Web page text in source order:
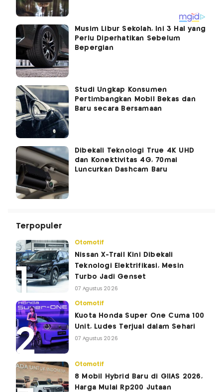
Musim Libur Sekolah, Ini 3 Hal yang
Perlu Diperhatikan Sebelum
Bepergian
Studi Ungkap Konsumen
Pertimbangkan Mobil Bekas dan
Baru secara Bersamaan
Dibekali Teknologi True 4K UHD
dan Konektivitas 4G, 70mai
Luncurkan Dashcam Baru
Terpopuler
Otomotif
Nissan X-Trail Kini Dibekali
Teknologi Elektrifikasi, Mesin
Turbo Jadi Genset
07 Agustus 2026
Otomotif
Kuota Honda Super One Cuma 100
Unit, Ludes Terjual dalam Sehari
07 Agustus 2026
Otomotif
8 Mobil Hybrid Baru di GIIAS 2026,
Harga Mulai Rp200 Jutaan